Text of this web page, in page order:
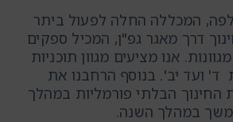
המכללה החלה לפעול ביתר
דרך מאגר גפ"ן, המכיל ספקים
אנו מציעים מגוון תוכניות
ד' ועד יב'. בנוסף הרחבנו את
החינוך הבלתי פורמליות במהלך
במהלך השנה.